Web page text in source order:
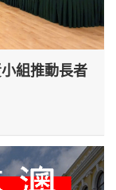
組推動長者